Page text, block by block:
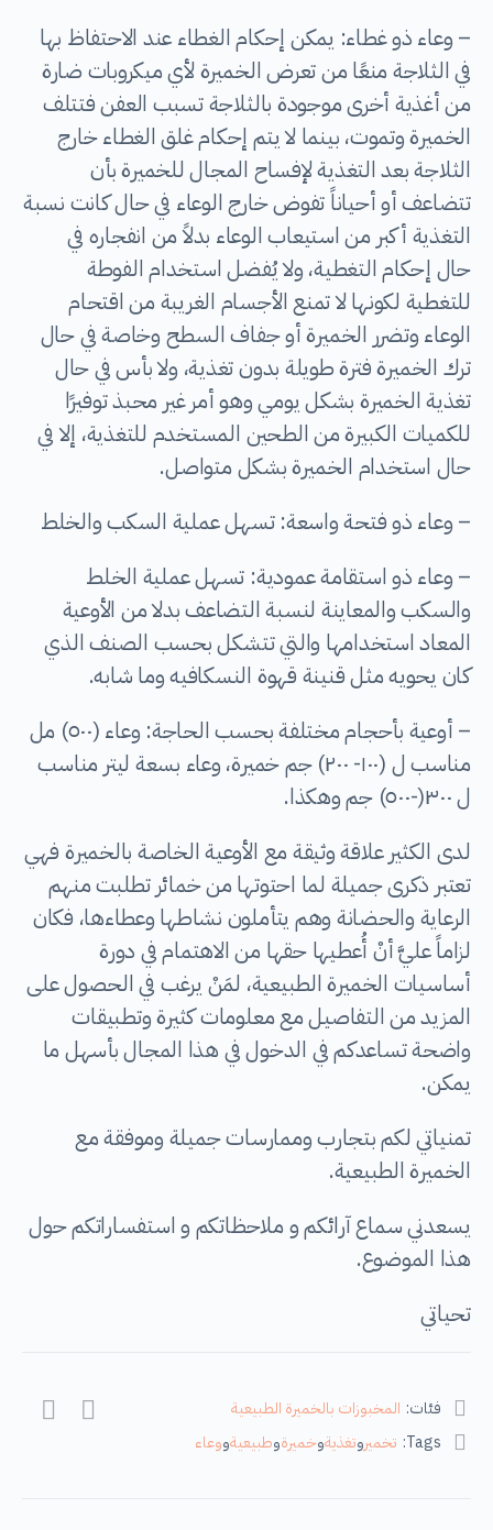
– وعاء ذو غطاء: يمكن إحكام الغطاء عند الاحتفاظ بها
في الثلاجة منعًا من تعرض الخميرة لأي ميكروبات ضارة
من أغذية أخرى موجودة بالثلاجة تسبب العفن فتتلف
الخميرة وتموت، بينما لا يتم إحكام غلق الغطاء خارج
الثلاجة بعد التغذية لإفساح المجال للخميرة بأن
تتضاعف أو أحياناً تفوض خارج الوعاء في حال كانت نسبة
التغذية أكبر من استيعاب الوعاء بدلاً من انفجاره في
حال إحكام التغطية، ولا يُفضل استخدام الفوطة
للتغطية لكونها لا تمنع الأجسام الغريبة من اقتحام
الوعاء وتضرر الخميرة أو جفاف السطح وخاصة في حال
ترك الخميرة فترة طويلة بدون تغذية، ولا بأس في حال
تغذية الخميرة بشكل يومي وهو أمر غير محبذ توفيرًا
للكميات الكبيرة من الطحين المستخدم للتغذية، إلا في
حال استخدام الخميرة بشكل متواصل.
– وعاء ذو فتحة واسعة: تسهل عملية السكب والخلط
– وعاء ذو استقامة عمودية: تسهل عملية الخلط
والسكب والمعاينة لنسبة التضاعف بدلا من الأوعية
المعاد استخدامها والتي تتشكل بحسب الصنف الذي
كان يحويه مثل قنينة قهوة النسكافيه وما شابه.
– أوعية بأحجام مختلفة بحسب الحاجة: وعاء (٥٠٠) مل
مناسب ل (١٠٠- ٢٠٠) جم خميرة، وعاء بسعة ليتر مناسب
ل ٣٠٠(-٥٠٠) جم وهكذا.
لدى الكثير علاقة وثيقة مع الأوعية الخاصة بالخميرة فهي
تعتبر ذكرى جميلة لما احتوتها من خمائر تطلبت منهم
الرعاية والحضانة وهم يتأملون نشاطها وعطاءها، فكان
لزاماً عليَّ أنْ أُعطيها حقها من الاهتمام في دورة
أساسيات الخميرة الطبيعية، لمَنْ يرغب في الحصول على
المزيد من التفاصيل مع معلومات كثيرة وتطبيقات
واضحة تساعدكم في الدخول في هذا المجال بأسهل ما
يمكن.
تمنياتي لكم بتجارب وممارسات جميلة وموفقة مع
الخميرة الطبيعية.
يسعدني سماع آرائكم و ملاحظاتكم و استفساراتكم حول
هذا الموضوع.
تحياتي
فئات: المخبوزات بالخميرة الطبيعية
Tags: تخميروتغذيةوخميرةوطبيعيةووعاء